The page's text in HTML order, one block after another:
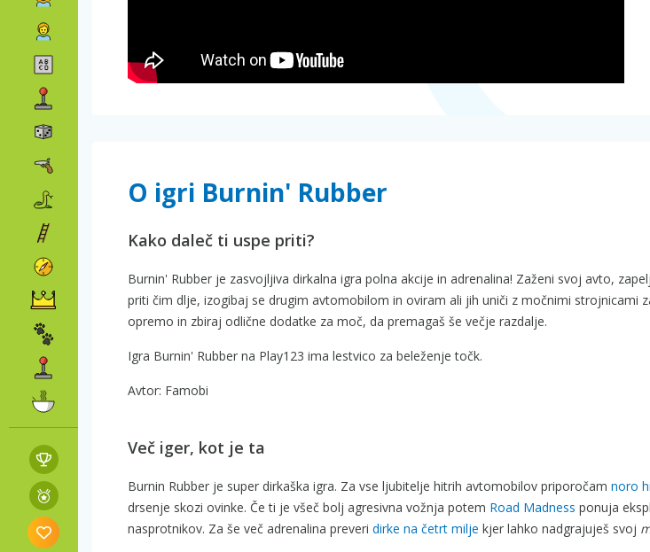
O igri Burnin' Rubber
Kako daleč ti uspe priti?
Burnin' Rubber je zasvojljiva dirkalna igra polna akcije in adrenalina! Zaženi svoj avto,
priti čim dlje, izogibaj se drugim avtomobilom in oviram ali jih uniči z močnimi strojnicami
opremo in zbiraj odlične dodatke za moč, da premagaš še večje razdalje.
Igra Burnin' Rubber na Play123 ima lestvico za beleženje točk.
Avtor: Famobi
Več iger, kot je ta
Burnin Rubber je super dirkaška igra. Za vse ljubitelje hitrih avtomobilov priporočam noro
drsenje skozi ovinke. Če ti je všeč bolj agresivna vožnja potem Road Madness ponuja
nasprotnikov. Za še več adrenalina preveri dirke na četrt milje kjer lahko nadgrajuješ svoj